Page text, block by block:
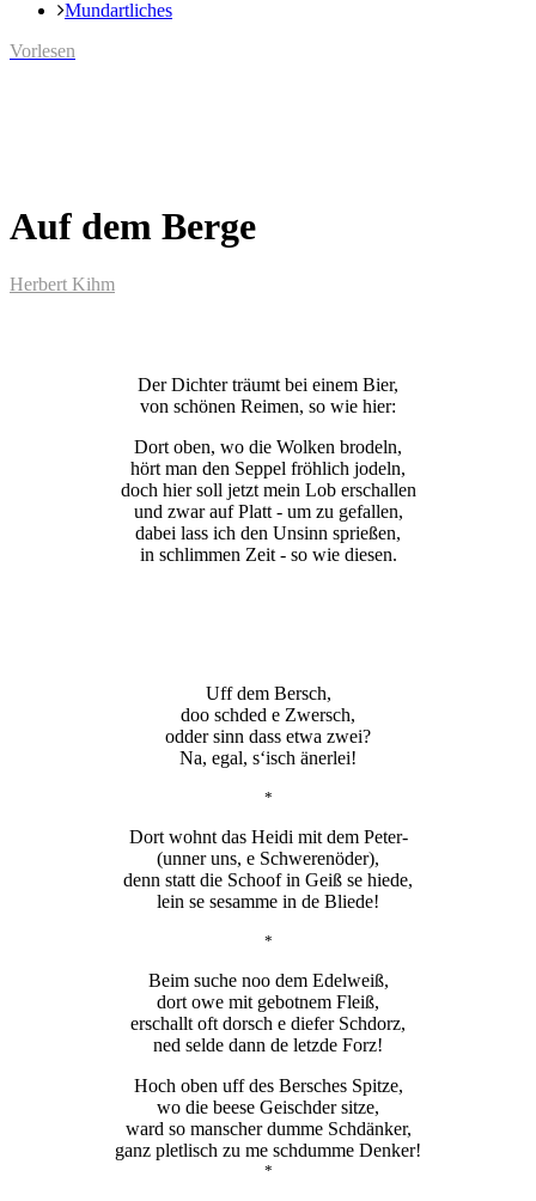
Mundartliches
Vorlesen
Auf dem Berge
Herbert Kihm
Der Dichter träumt bei einem Bier,
von schönen Reimen, so wie hier:
Dort oben, wo die Wolken brodeln,
hört man den Seppel fröhlich jodeln,
doch hier soll jetzt mein Lob erschallen
und zwar auf Platt - um zu gefallen,
dabei lass ich den Unsinn sprießen,
in schlimmen Zeit - so wie diesen.
Uff dem Bersch,
doo schded e Zwersch,
odder sinn dass etwa zwei?
Na, egal, s‘isch änerlei!
*
Dort wohnt das Heidi mit dem Peter-
(unner uns, e Schwerenöder),
denn statt die Schoof in Geiß se hiede,
lein se sesamme in de Bliede!
*
Beim suche noo dem Edelweiß,
dort owe mit gebotnem Fleiß,
erschallt oft dorsch e diefer Schdorz,
ned selde dann de letzde Forz!
Hoch oben uff des Bersches Spitze,
wo die beese Geischder sitze,
ward so manscher dumme Schdänker,
ganz pletlisch zu me schdumme Denker!
*